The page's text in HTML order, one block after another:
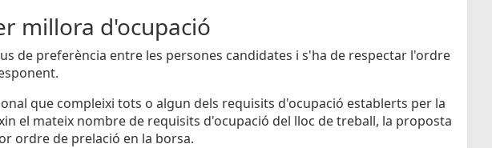
millora d'ocupació
de preferència entre les persones candidates i s'ha de respectar l'ordre
que compleixi tots o algun dels requisits d'ocupació establerts per la
el mateix nombre de requisits d'ocupació del lloc de treball, la proposta
ordre de prelació en la borsa.